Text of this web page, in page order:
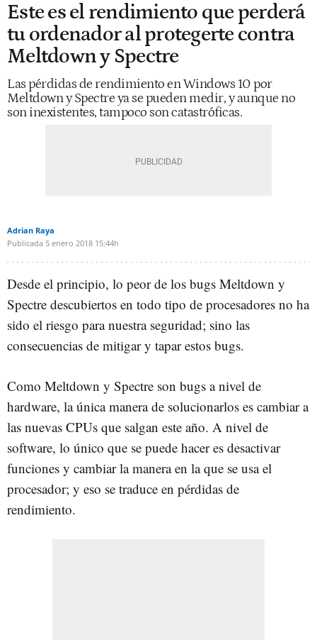
Este es el rendimiento que perderá
tu ordenador al protegerte contra
Meltdown y Spectre
Las pérdidas de rendimiento en Windows 10 por
Meltdown y Spectre ya se pueden medir, y aunque no
son inexistentes, tampoco son catastróficas.
Adrian Raya
Publicada 5 enero 2018 15:44h
Desde el principio, lo peor de los bugs Meltdown y
Spectre descubiertos en todo tipo de procesadores no ha
sido el riesgo para nuestra seguridad; sino las
consecuencias de mitigar y tapar estos bugs.
Como Meltdown y Spectre son bugs a nivel de
hardware, la única manera de solucionarlos es cambiar a
las nuevas CPUs que salgan este año. A nivel de
software, lo único que se puede hacer es desactivar
funciones y cambiar la manera en la que se usa el
procesador; y eso se traduce en pérdidas de
rendimiento.